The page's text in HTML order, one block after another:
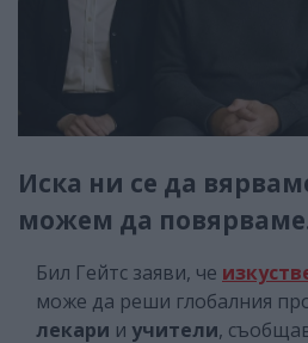
Иска ни се да
можем да
Бил Гейтс заяви, че
може да реши глобалния
лекари и учители,